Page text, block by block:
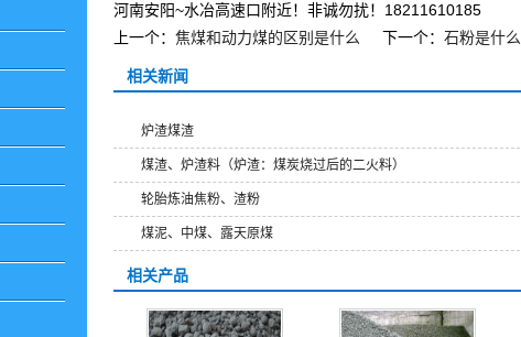
河南安阳~水冶高速口附近！非诚勿扰！18211610185
上一个： 焦煤和动力煤的区别是什么 下一个： 石粉是什么
相关新闻
炉渣煤渣
煤渣、炉渣料（炉渣：煤炭烧过后的二火料）
轮胎炼油焦粉、渣粉
煤泥、中煤、露天原煤
相关产品